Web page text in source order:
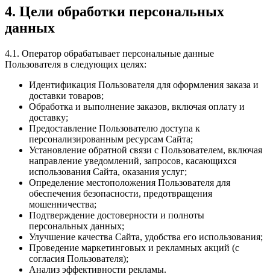
4. Цели обработки персональных
данных
4.1. Оператор обрабатывает персональные данные
Пользователя в следующих целях:
Идентификация Пользователя для оформления заказа и
доставки товаров;
Обработка и выполнение заказов, включая оплату и
доставку;
Предоставление Пользователю доступа к
персонализированным ресурсам Сайта;
Установление обратной связи с Пользователем, включая
направление уведомлений, запросов, касающихся
использования Сайта, оказания услуг;
Определение местоположения Пользователя для
обеспечения безопасности, предотвращения
мошенничества;
Подтверждение достоверности и полноты
персональных данных;
Улучшение качества Сайта, удобства его использования;
Проведение маркетинговых и рекламных акций (с
согласия Пользователя);
Анализ эффективности рекламы.